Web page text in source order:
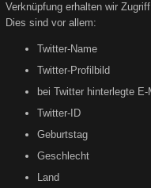
Verknüpfung erhalten wir
Dies sind vor allem:
Twitter-Name
Twitter-Profilbild
bei Twitter hinterlegte
Twitter-ID
Geburtstag
Geschlecht
Land